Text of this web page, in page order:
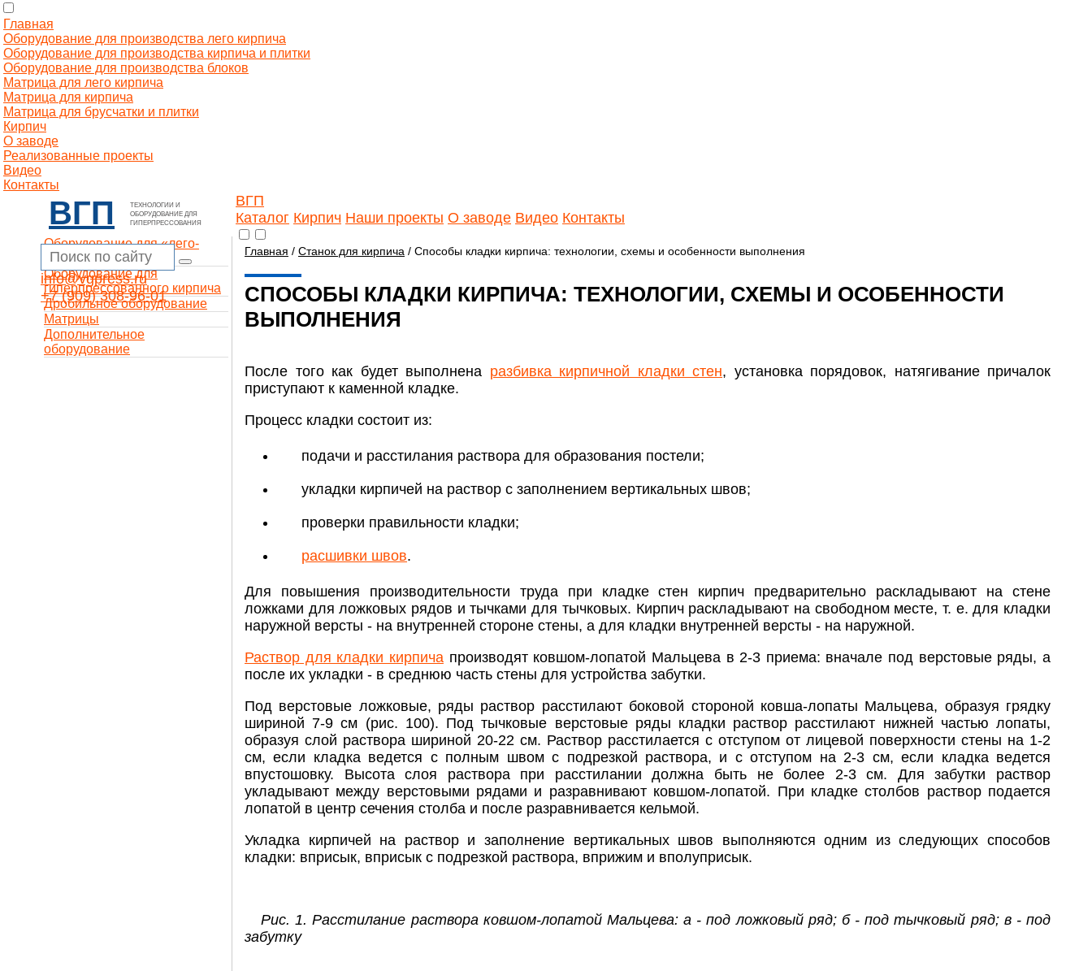
Главная
Оборудование для производства лего кирпича
Оборудование для производства кирпича и плитки
Оборудование для производства блоков
Матрица для лего кирпича
Матрица для кирпича
Матрица для брусчатки и плитки
Кирпич
О заводе
Реализованные проекты
Видео
Контакты
ВГП
ТЕХНОЛОГИИ И
ОБОРУДОВАНИЕ ДЛЯ
ГИПЕРПРЕССОВАНИЯ
ВГП
Каталог Кирпич Наши проекты О заводе Видео Контакты
info@vgpress.ru
+7 (909) 308-96-01
Оборудование для «лего-
кирпича»
Оборудование для
гиперпрессованного кирпича
Дробильное оборудование
Матрицы
Дополнительное
оборудование
Главная / Станок для кирпича / Способы кладки кирпича: технологии, схемы и особенности выполнения
СПОСОБЫ КЛАДКИ КИРПИЧА: ТЕХНОЛОГИИ, СХЕМЫ И ОСОБЕННОСТИ
ВЫПОЛНЕНИЯ
После того как будет выполнена разбивка кирпичной кладки стен, установка порядовок, натягивание причалок
приступают к каменной кладке.
Процесс кладки состоит из:
подачи и расстилания раствора для образования постели;
укладки кирпичей на раствор с заполнением вертикальных швов;
проверки правильности кладки;
расшивки швов.
Для повышения производительности труда при кладке стен кирпич предварительно раскладывают на стене
ложками для ложковых рядов и тычками для тычковых. Кирпич раскладывают на свободном месте, т. е. для кладки
наружной версты - на внутренней стороне стены, а для кладки внутренней версты - на наружной.
Раствор для кладки кирпичапроизводят ковшом-лопатой Мальцева в 2-3 приема: вначале под верстовые ряды, а
после их укладки - в среднюю часть стены для устройства забутки.
Под верстовые ложковые, ряды раствор расстилают боковой стороной ковша-лопаты Мальцева, образуя грядку
шириной 7-9 см (рис. 100). Под тычковые верстовые ряды кладки раствор расстилают нижней частью лопаты,
образуя слой раствора шириной 20-22 см. Раствор расстилается с отступом от лицевой поверхности стены на 1-2
см, если кладка ведется с полным швом с подрезкой раствора, и с отступом на 2-3 см, если кладка ведется
впустошовку. Высота слоя раствора при расстилании должна быть не более 2-3 см. Для забутки раствор
укладывают между верстовыми рядами и разравнивают ковшом-лопатой. При кладке столбов раствор подается
лопатой в центр сечения столба и после разравнивается кельмой.
Укладка кирпичей на раствор и заполнение вертикальных швов выполняются одним из следующих способов
кладки: вприсык, вприсык с подрезкой раствора, вприжим и вполуприсык.
Рис. 1. Расстилание раствора ковшом-лопатой Мальцева: а - под ложковый ряд; б - под тычковый ряд; в - под
забутку